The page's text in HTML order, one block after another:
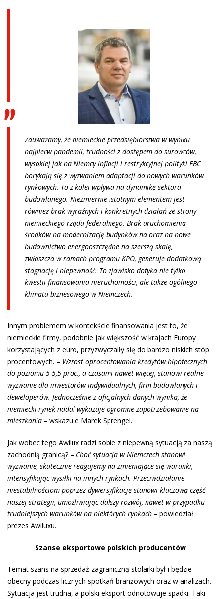
Zauważamy, że niemieckie przedsiębiorstwa w wyniku
najpierw pandemii, trudności z dostępem do surowców,
wysokiej jak na Niemcy inflacji i restrykcyjnej polityki EBC
borykają się z wyzwaniem adaptacji do nowych warunków
rynkowych. To z kolei wpływa na dynamikę sektora
budowlanego. Niezmiernie istotnym elementem jest
również brak wyraźnych i konkretnych działań ze strony
niemieckiego rządu federalnego. Brak uruchomienia
środków na modernizację budynków na oraz na nowe
budownictwo energooszczędne na szerszą skalę,
zwłaszcza w ramach programu KPO, generuje dodatkową
stagnację i niepewność. To zjawisko dotyka nie tylko
kwestii finansowania nieruchomości, ale także ogólnego
klimatu biznesowego w Niemczech.
Innym problemem w kontekście finansowania jest to, że
niemieckie firmy, podobnie jak większość w krajach Europy
korzystających z euro, przyzwyczaiły się do bardzo niskich stóp
procentowych. – Wzrost oprocentowania kredytów hipotecznych
do poziomu 5-5,5 proc., a czasami nawet więcej, stanowi realne
wyzwanie dla inwestorów indywidualnych, firm budowlanych i
deweloperów. Jednocześnie z oficjalnych danych wynika, że
niemiecki rynek nadal wykazuje ogromne zapotrzebowanie na
mieszkania – wskazuje Marek Sprengel.
Jak wobec tego Awilux radzi sobie z niepewną sytuacją za naszą
zachodnią granicą? – Choć sytuacja w Niemczech stanowi
wyzwanie, skutecznie reagujemy na zmieniające się warunki,
intensyfikując wysiłki na innych rynkach. Przeciwdziałanie
niestabilnościom poprzez dywersyfikację stanowi kluczową część
naszej strategii, umożliwiając dalszy rozwój, nawet w przypadku
trudniejszych warunków na niektórych rynkach – powiedział
prezes Awiluxu.
Szanse eksportowe polskich producentów
Temat szans na sprzedaż zagraniczną stolarki był i będzie
obecny podczas licznych spotkań branżowych oraz w analizach.
Sytuacja jest trudna, a polski eksport odnotowuje spadki. Taki